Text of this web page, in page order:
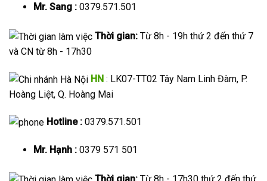
Mr. Sang :0379.571.501
Thời gian: Từ 8h - 19h thứ 2 đến thứ 7
và CN từ 8h - 17h30
HN : LK07-TT02 Tây Nam Linh Đàm, P.
Hoàng Liệt, Q. Hoàng Mai
Hotline : 0379.571.501
Mr. Hạnh :0379 571 501